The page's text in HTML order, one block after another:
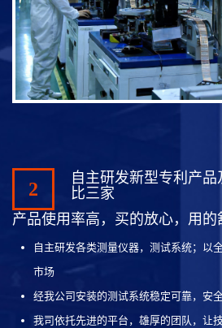
2
自主研发新型专利产
比三家
产品使用率高，买的放心，用的
自主研发各类测量仪器，测试系统；以
市场
经我公司安装的测试系统稳定可靠，安
我司依托先进的平台，雄厚的团队，让